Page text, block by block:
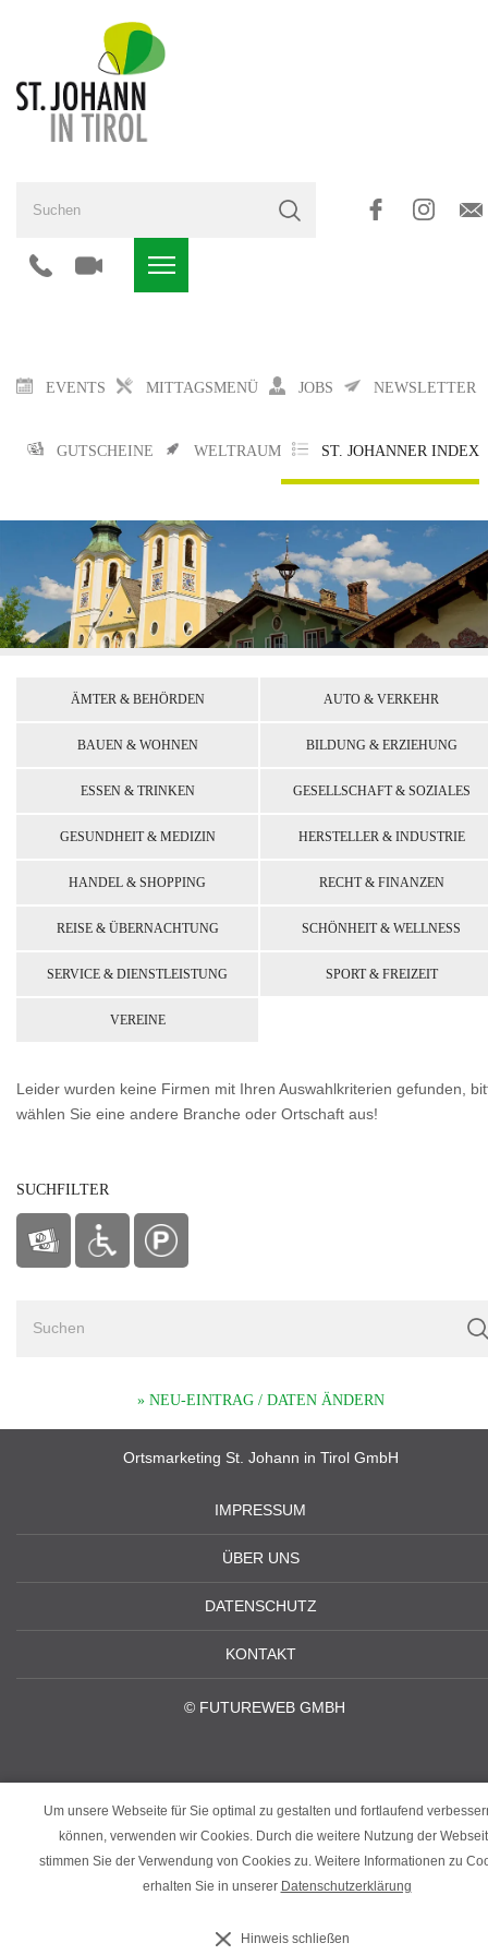
EVENTS MITTAGSMENÜ JOBS NEWSLETTER
GUTSCHEINE WELTRAUM ST. JOHANNER INDEX
ÄMTER & BEHÖRDEN AUTO & VERKEHR
BAUEN & WOHNEN BILDUNG & ERZIEHUNG
ESSEN & TRINKEN GESELLSCHAFT & SOZIALES
GESUNDHEIT & MEDIZIN HERSTELLER & INDUSTRIE
HANDEL & SHOPPING RECHT & FINANZEN
REISE & ÜBERNACHTUNG SCHÖNHEIT & WELLNESS
SERVICE & DIENSTLEISTUNG SPORT & FREIZEIT
VEREINE
Leider wurden keine Firmen mit Ihren Auswahlkriterien gefunden,
wählen Sie eine andere Branche oder Ortschaft aus!
SUCHFILTER
» NEU-EINTRAG / DATEN ÄNDERN
Ortsmarketing St. Johann in Tirol GmbH
IMPRESSUM
ÜBER UNS
DATENSCHUTZ
KONTAKT
© FUTUREWEB GMBH
Um unsere Webseite für Sie optimal zu gestalten und fortlaufend
können, verwenden wir Cookies. Durch die weitere Nutzung der
stimmen Sie der Verwendung von Cookies zu. Weitere Informationen zu
erhalten Sie in unserer Datenschutzerklärung
Hinweis schließen